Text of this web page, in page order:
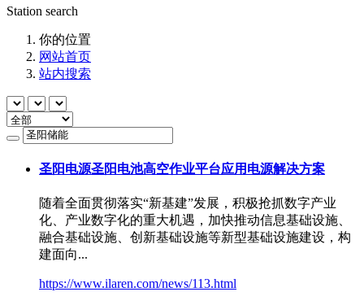
Station search
你的位置
网站首页
站内搜索
圣阳电源圣阳电池高空作业平台应用电源解决方案
随着全面贯彻落实“新基建”发展，积极抢抓数字产业
化、产业数字化的重大机遇，加快推动信息基础设施、
融合基础设施、创新基础设施等新型基础设施建设，构
建面向...
https://www.ilaren.com/news/113.html